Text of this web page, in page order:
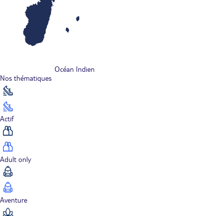
Océan Indien
Nos thématiques
Actif
Adult only
Aventure